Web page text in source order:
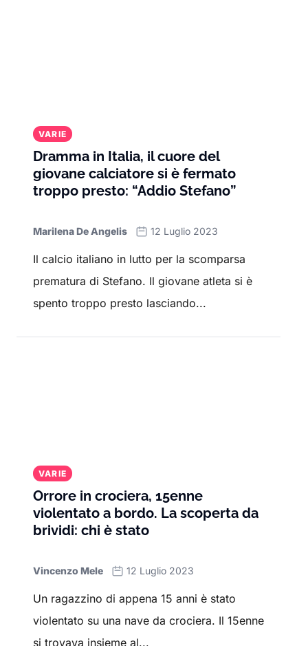
VARIE
Dramma in Italia, il cuore del
giovane calciatore si è fermato
troppo presto: “Addio Stefano”
Marilena De Angelis 12 Luglio 2023
Il calcio italiano in lutto per la scomparsa
prematura di Stefano. Il giovane atleta si è
spento troppo presto lasciando...
VARIE
Orrore in crociera, 15enne
violentato a bordo. La scoperta da
brividi: chi è stato
Vincenzo Mele 12 Luglio 2023
Un ragazzino di appena 15 anni è stato
violentato su una nave da crociera. Il 15enne
si trovava insieme al...